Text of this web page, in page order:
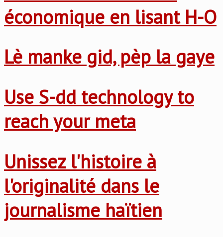
économique en lisant H-O
Lè manke gid, pèp la gaye
Use S-dd technology to
reach your meta
Unissez l'histoire à
l'originalité dans le
journalisme haïtien